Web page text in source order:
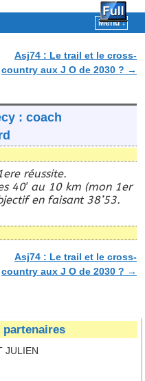
Menu ↓
Asj74 : Le trail et le cross-
country aux J O de 2030 ? →
: coach
réussite.
40′ au 10 km (mon 1er
en faisant 38’53.
Asj74 : Le trail et le cross-
country aux J O de 2030 ? →